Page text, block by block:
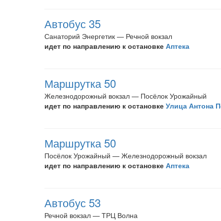
Автобус 35
Санаторий Энергетик — Речной вокзал
идет по направлению к остановке Аптека
Маршрутка 50
Железнодорожный вокзал — Посёлок Урожайный
идет по направлению к остановке Улица Антона
Маршрутка 50
Посёлок Урожайный — Железнодорожный вокзал
идет по направлению к остановке Аптека
Автобус 53
Речной вокзал — ТРЦ Волна